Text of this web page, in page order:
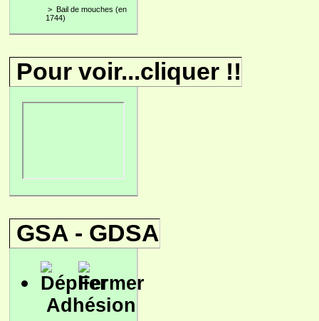
> Bail de mouches (en
1744)
Pour voir...cliquer !!
GSA - GDSA
Adhésion